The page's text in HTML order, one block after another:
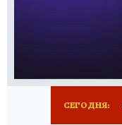
СЕГОДНЯ: